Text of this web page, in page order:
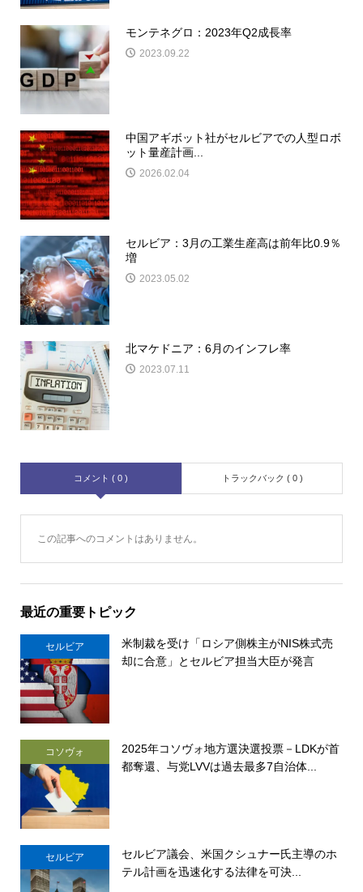
モンテネグロ：2023年Q2成長率
2023.09.22
中国アギボット社がセルビアでの人型ロボ
ット量産計画...
2026.02.04
セルビア：3月の工業生産高は前年比0.9％
増
2023.05.02
北マケドニア：6月のインフレ率
2023.07.11
コメント ( 0 ) トラックバック ( 0 )
この記事へのコメントはありません。
最近の重要トピック
セルビア
米制裁を受け「ロシア側株主がNIS株式売
却に合意」とセルビア担当大臣が発言
コソヴォ
2025年コソヴォ地方選決選投票－LDKが首
都奪還、与党LVVは過去最多7自治体...
セルビア
セルビア議会、米国クシュナー氏主導のホ
テル計画を迅速化する法律を可決...